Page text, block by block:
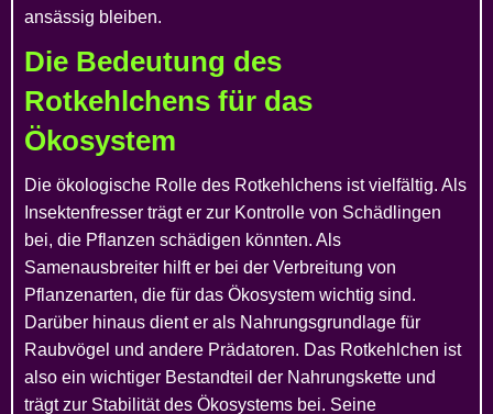
ansässig bleiben.
Die Bedeutung des
Rotkehlchens für das
Ökosystem
Die ökologische Rolle des Rotkehlchens ist vielfältig. Als
Insektenfresser trägt er zur Kontrolle von Schädlingen
bei, die Pflanzen schädigen könnten. Als
Samenausbreiter hilft er bei der Verbreitung von
Pflanzenarten, die für das Ökosystem wichtig sind.
Darüber hinaus dient er als Nahrungsgrundlage für
Raubvögel und andere Prädatoren. Das Rotkehlchen ist
also ein wichtiger Bestandteil der Nahrungskette und
trägt zur Stabilität des Ökosystems bei. Seine